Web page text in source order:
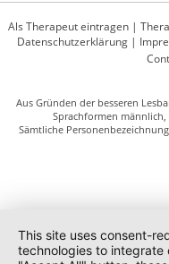
Als Therapeut eintragen |
Datenschutzerklärung|
Aus Gründen der besseren
Sprachformen
Sämtliche
This site uses consent-
technologies to integrate